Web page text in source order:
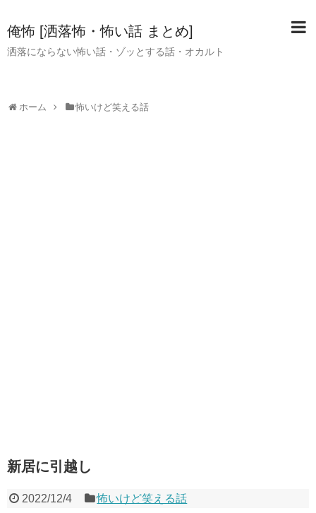
俺怖 [洒落怖・怖い話 まとめ]
洒落にならない怖い話・ゾッとする話・オカルト
ホーム 怖いけど笑える話
新居に引越し
2022/12/4 怖いけど笑える話